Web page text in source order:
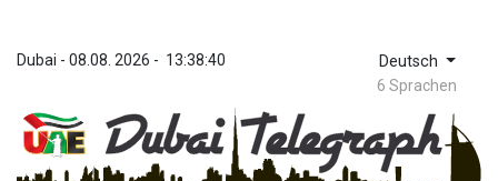
Dubai - 08.08. 2026 - 13:38:40 Deutsch
6 Sprachen
ZWL 372.275202